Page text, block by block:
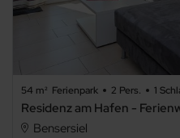
54 m² Ferienpark 2 Pers. 1
Residenz am Hafen -
Bensersiel